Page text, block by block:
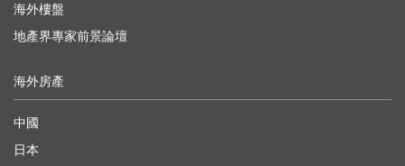
海外樓盤
地產界專家前景論壇
海外房產
中國
日本